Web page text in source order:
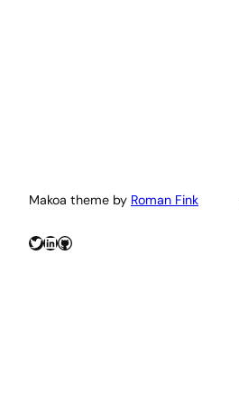
Makoa theme by Roman Fink
Twitter
LinkedIn
GitHub